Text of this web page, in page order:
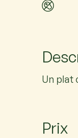
Un plat
Prix